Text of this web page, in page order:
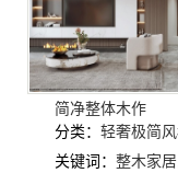
简净整体木作
分类： 轻奢极简
关键词： 整木家居